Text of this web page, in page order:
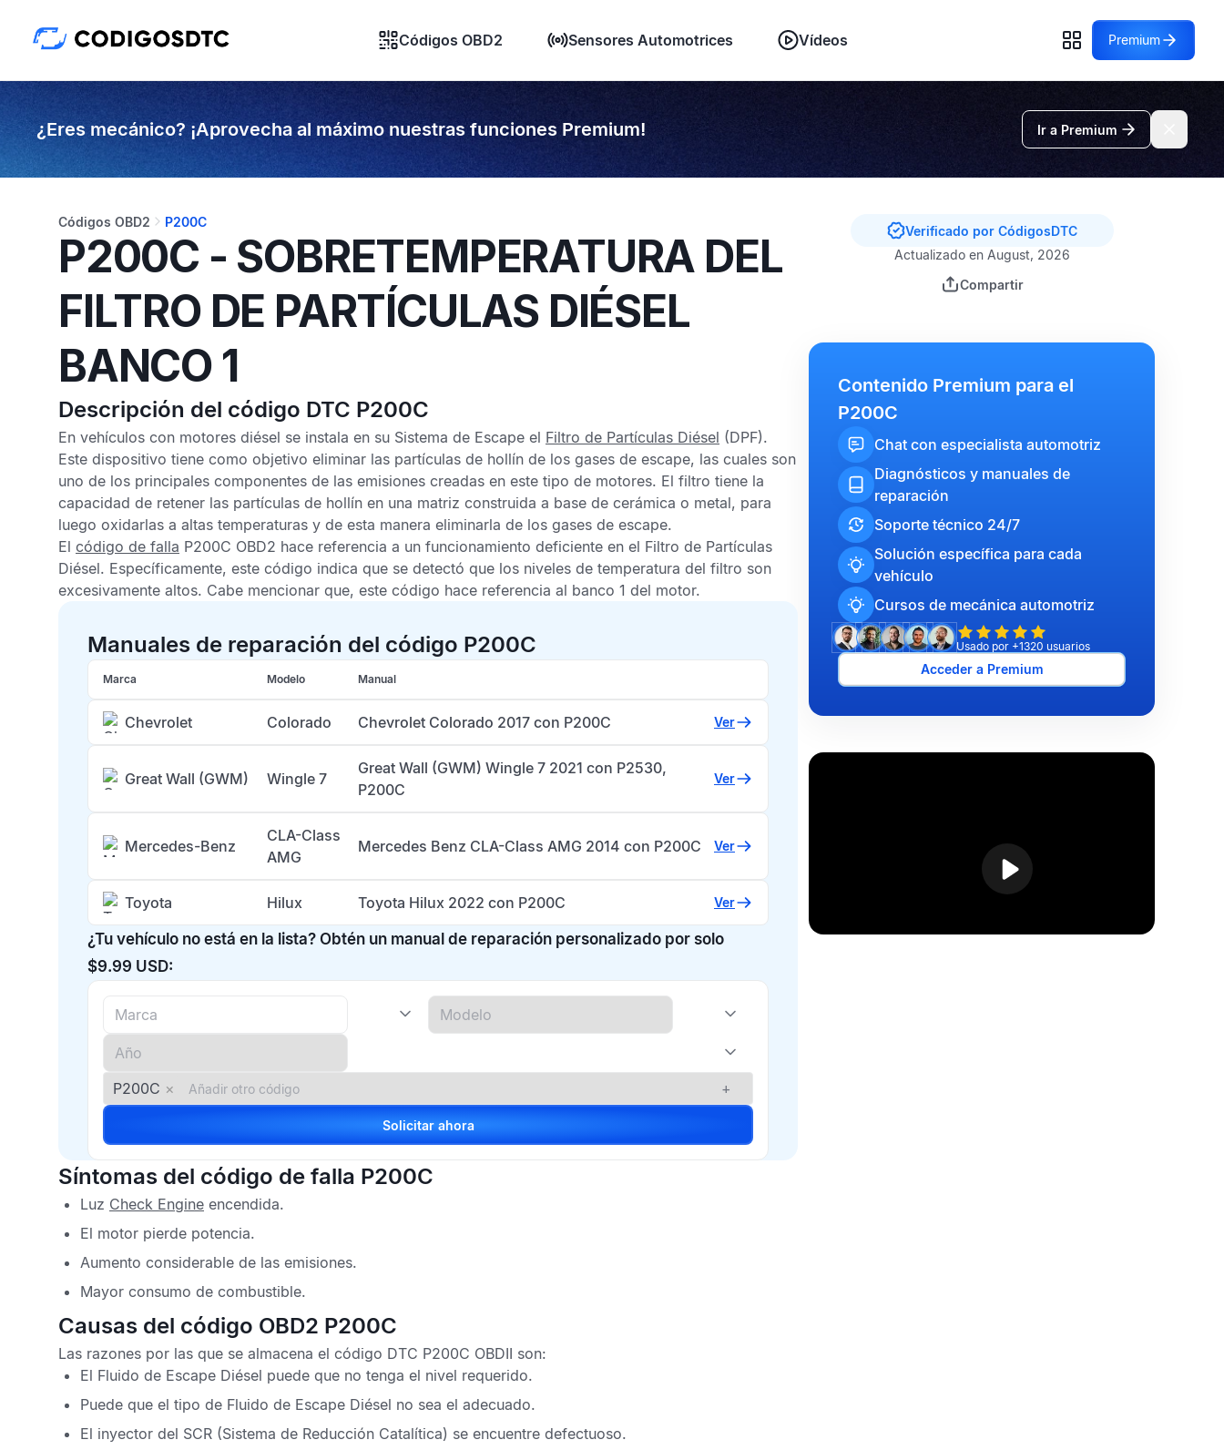
Códigos OBD2 Sensores Automotrices Vídeos Premium
¿Eres mecánico? ¡Aprovecha al máximo nuestras funciones Premium! Ir a Premium
Códigos OBD2 P200C
P200C - SOBRETEMPERATURA DEL
FILTRO DE PARTÍCULAS DIÉSEL
BANCO 1
Descripción del código DTC P200C
En vehículos con motores diésel se instala en su Sistema de Escape el Filtro de Partículas Diésel (DPF).
Este dispositivo tiene como objetivo eliminar las partículas de hollín de los gases de escape, las cuales son
uno de los principales componentes de las emisiones creadas en este tipo de motores. El filtro tiene la
capacidad de retener las partículas de hollín en una matriz construida a base de cerámica o metal, para
luego oxidarlas a altas temperaturas y de esta manera eliminarla de los gases de escape.
El código de falla P200C OBD2 hace referencia a un funcionamiento deficiente en el Filtro de Partículas
Diésel. Específicamente, este código indica que se detectó que los niveles de temperatura del filtro son
excesivamente altos. Cabe mencionar que, este código hace referencia al banco 1 del motor.
Manuales de reparación del código P200C
Marca Modelo Manual
Chevrolet Colorado Chevrolet Colorado 2017 con P200C Ver
Great Wall (GWM) Wingle 7
Great Wall (GWM) Wingle 7 2021 con P2530,
P200C
Ver
Mercedes-Benz
CLA-Class
AMG
Mercedes Benz CLA-Class AMG 2014 con P200C Ver
Toyota Hilux Toyota Hilux 2022 con P200C Ver
¿Tu vehículo no está en la lista? Obtén un manual de reparación personalizado por solo
$9.99 USD:
P200C × +
Solicitar ahora
Síntomas del código de falla P200C
Luz Check Engine encendida.
El motor pierde potencia.
Aumento considerable de las emisiones.
Mayor consumo de combustible.
Causas del código OBD2 P200C
Las razones por las que se almacena el código DTC P200C OBDII son:
El Fluido de Escape Diésel puede que no tenga el nivel requerido.
Puede que el tipo de Fluido de Escape Diésel no sea el adecuado.
El inyector del SCR (Sistema de Reducción Catalítica) se encuentre defectuoso.
Verificado por CódigosDTC
Actualizado en August, 2026
Compartir
Contenido Premium para el
P200C
Chat con especialista automotriz
Diagnósticos y manuales de
reparación
Soporte técnico 24/7
Solución específica para cada
vehículo
Cursos de mecánica automotriz
Usado por +1320 usuarios
Acceder a Premium